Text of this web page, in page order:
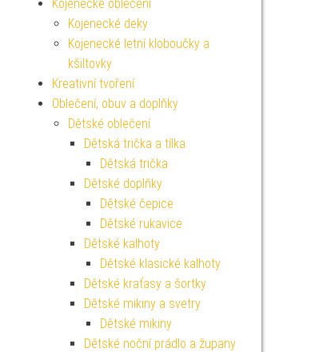
Kojenecké oblečení
Kojenecké deky
Kojenecké letní kloboučky a
kšiltovky
Kreativní tvoření
Oblečení, obuv a doplňky
Dětské oblečení
Dětská trička a tílka
Dětská trička
Dětské doplňky
Dětské čepice
Dětské rukavice
Dětské kalhoty
Dětské klasické kalhoty
Dětské kraťasy a šortky
Dětské mikiny a svetry
Dětské mikiny
Dětské noční prádlo a župany